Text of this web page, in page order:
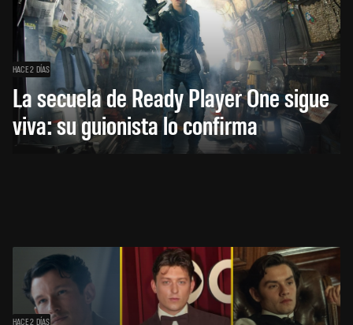
HACE 2 DÍAS
La secuela de Ready Player One sigue
viva: su guionista lo confirma
HACE 2 DÍAS